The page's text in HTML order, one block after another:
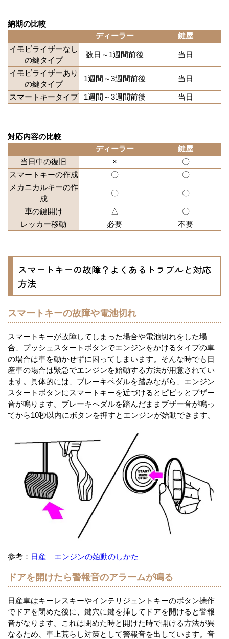
納期の比較
ディーラー
鍵屋
イモビライザーなし
の鍵タイプ
数日～1週間前後 当日
イモビライザーあり
の鍵タイプ
1週間～3週間前後 当日
スマートキータイプ 1週間～3週間前後 当日
対応内容の比較
ディーラー
鍵屋
当日中の復旧
×
〇
スマートキーの作成
〇
〇
メカニカルキーの作
成
〇 〇
車の鍵開け △
〇
レッカー移動
必要 不要
スマートキーの故障？よくあるトラブルと対応
方法
スマートキーの故障や電池切れ
スマートキーが故障してしまった場合や電池切れをした場
合、プッシュスタートボタンでエンジンをかけるタイプの車
の場合は車を動かせずに困ってしまいます。そんな時でも日
産車の場合は緊急でエンジンを始動する方法が用意されてい
ます。具体的には、ブレーキペダルを踏みながら、エンジン
スタートボタンにスマートキーを近づけるとピピッとブザー
音が鳴ります。ブレーキペダルを踏んだままブザー音が鳴っ
てから10秒以内にボタンを押すとエンジンが始動できます。
参考： 日産 – エンジンの始動のしかた
ドアを開けたら警報音のアラームが鳴る
日産車はキーレスキーやインテリジェントキーのボタン操作
でドアを閉めた後に、鍵穴に鍵を挿してドアを開けると警報
音がなります。これは閉めた時と開けた時で開ける方法が異
なるため、車上荒らし対策として警報音を出しています。音